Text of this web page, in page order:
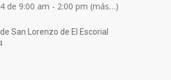
de 9:00 am - 2:00 pm (más…)
San Lorenzo de El Escorial